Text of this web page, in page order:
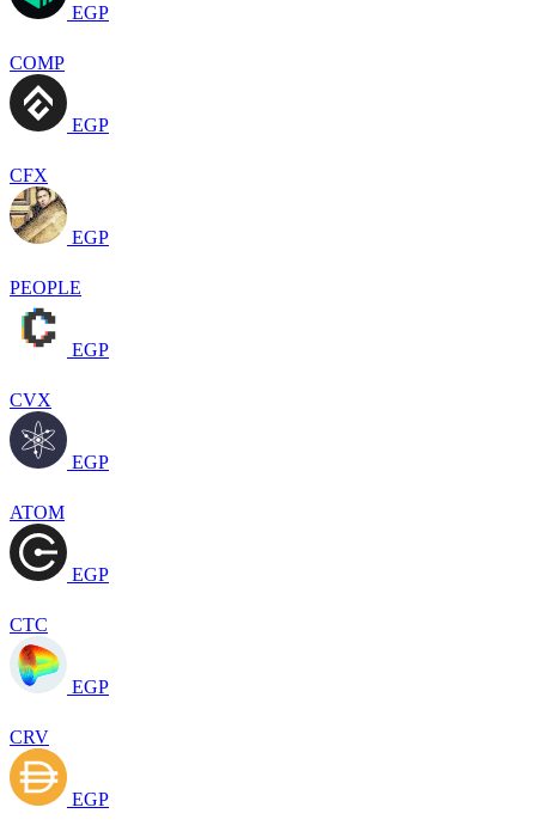
EGP
COMP
EGP
CFX
EGP
PEOPLE
EGP
CVX
EGP
ATOM
EGP
CTC
EGP
CRV
EGP